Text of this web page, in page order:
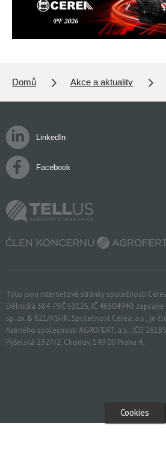
Domů Akce a aktuality
LinkedIn
Facebook
Toto jsou internetové stránky společnosti
Dělnická 384, PSČ 53125, IČ 46504940,
sp. zn. B 621/KSHK. Společnost Cerea, a.s., je
řízeného společností AGROFERT, a.s., IČO
Pyšelská 2327/2, Chodov, 149 00 Praha 4..
Cookies